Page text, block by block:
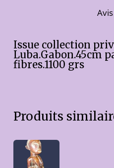
Issue collection
Luba.Gabon.45cm
fibres.1100 grs
Produits